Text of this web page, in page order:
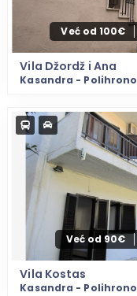
Već od 100€
Vila Džordž i Ana
Kasandra - Polihrono
Već od 90€
Vila Kostas
Kasandra - Polihrono